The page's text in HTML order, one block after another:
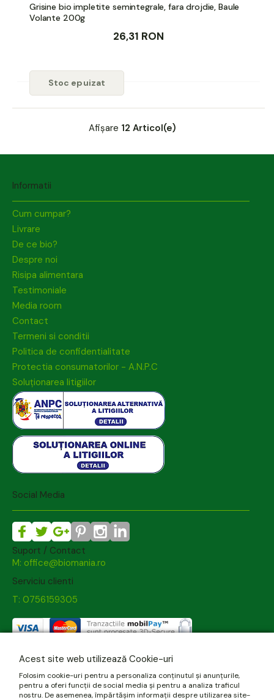
Grisine bio impletite semintegrale, fara drojdie, Baule
Volante 200g
26,31 RON
Stoc epuizat
Afișare 12 Articol(e)
Informatii
Cum cumpar?
Livrare
De ce bio?
Despre noi
Risipa alimentara
Testimoniale
Media room
Contact
Termeni si conditii
Politica de confidentialitate
Protectia consumatorilor - A.N.P.C
Soluționarea litigiilor
Social Media
Suport / Contact
M: office@biomania.ro
Serviciu clienti
T: 0756159305
Acest site web utilizează Cookie-uri
Folosim cookie-uri pentru a personaliza conținutul și anunțurile,
pentru a oferi funcții de social media și pentru a analiza traficul
nostru. De asemenea, împărtășim informații despre utilizarea site-